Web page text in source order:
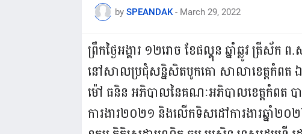
by SPEANDAK - March 29, 2022
ព្រឹកថ្ងៃអង្គារ ១២រោច ខែផល្គុន ឆ្នាំឆ្លូវ ត្រីស័
នៅសាលប្រជុំសន្និសិតបូកគោ សាលាខេត្តកំពត ឯកឧ
ម៉ៅ ធនិន អភិបាលនៃគណៈអភិបាលខេត្តកំពត
ការងារ២០២១ និងលើកទិសដៅការងារឆ្នាំ២០